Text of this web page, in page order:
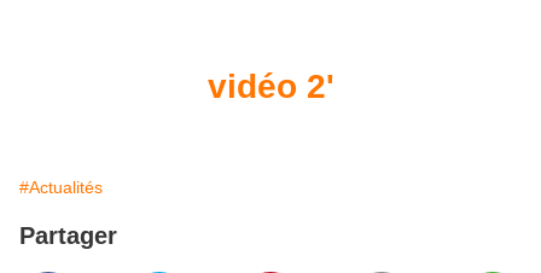
vidéo 2'
#Actualités
Partager